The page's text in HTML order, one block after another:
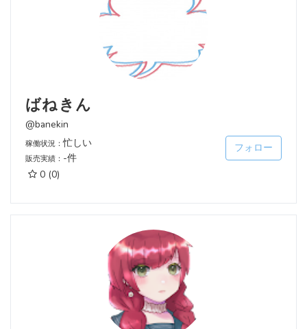
ばねきん
@banekin
稼働状況：忙しい
販売実績： -件
0 (0)
フォロー